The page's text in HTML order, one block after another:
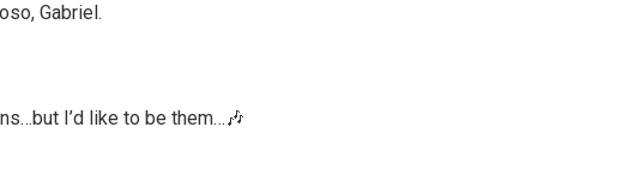
Gabriel.
I’d like to be them…🎶